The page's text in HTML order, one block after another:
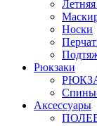
Носки
Рюкзаки
Спины-
Аксессуары